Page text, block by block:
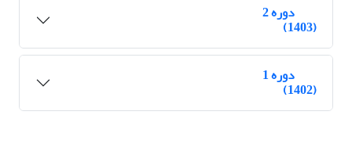
دوره 2
(1403)
دوره 1
(1402)